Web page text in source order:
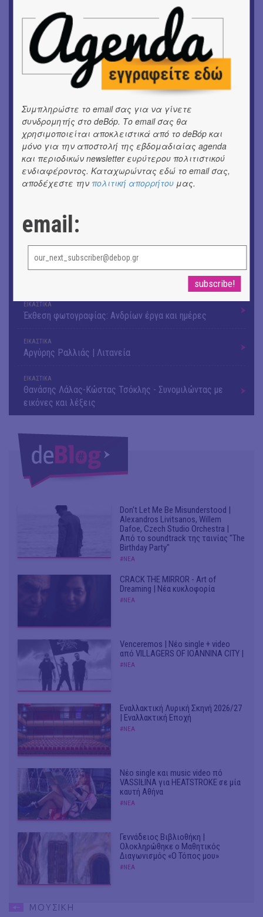
4ο Pig Floyd – The Dark Side of the Γρουν | Οι Pink
Floyd συναντούν… τη γουρνοπούλα
ΜΟΥΣΙΚΗ
16o Samos Young Artists Festival
ANILIO PARK FESTIVAL 2026
Το 6ο Kournos Music Festival στη Λήμνο
ΚΙΝ/ΦΟΣ
Κινηματογράφος με ελεύθερη είσοδο στη Δημοτική
Αγορά Κυψέλης
ΘΕΑΤΡΟ / ΧΟΡΟΣ
«ΑΗ ΛΑΟΣ» | Ένα σκηνικό ρέκβιεμ για την ήττα ενός
ΕΙΚΑΣΤΙΚΑ
Έκθεση φωτογραφίας: Ανδρίων έργα και ημέρες
ΕΙΚΑΣΤΙΚΑ
Αργύρης Ραλλιάς | Λιτανεία
ΕΙΚΑΣΤΙΚΑ
Θανάσης Λάλας-Κώστας Τσόκλης - Συνομιλώντας με
εικόνες και λέξεις
Don't Let Me Be Misunderstood |
Alexandros Livitsanos, Willem
Dafoe, Czech Studio Orchestra |
Από το soundtrack της ταινίας "The
Birthday Party"
#ΝΕΑ
CRACK THE MIRROR - Art of
Dreaming | Νέα κυκλοφορία
#ΝΕΑ
Venceremos | Νέο single + video
από VILLAGERS OF IOANNINA CITY |
#ΝΕΑ
Εναλλακτική Λυρική Σκηνή 2026/27
| Εναλλακτική Εποχή
#ΝΕΑ
Νέο single και music video πό
VASSIŁINA για HEATSTROKE σε μία
καυτή Αθήνα
#ΝΕΑ
Γεννάδειος Βιβλιοθήκη |
Ολοκληρώθηκε ο Μαθητικός
Διαγωνισμός «Ο Τόπος μου»
#ΝΕΑ
ΜΟΥΣΙΚΗ
Συμπληρώστε το email σας για να γίνετε
συνδρομητής στο deBόp. Το email σας θα
χρησιμοποιείται αποκλειστικά από το deBόp και
μόνο για την αποστολή της εβδομαδιαίας agenda
και περιοδικών newsletter ευρύτερου πολιτιστικού
ενδιαφέροντος. Καταχωρώντας εδώ το email σας,
αποδέχεστε την πολιτική απορρήτου μας.
email: